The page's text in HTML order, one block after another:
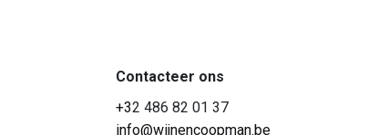
Contacteer ons
+32 486 82 01 37
info@wijnencoopman.be